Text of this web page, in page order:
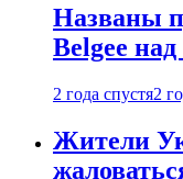
Названы
Belgee
2 года спустя2
Жители